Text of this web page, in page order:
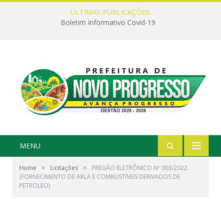
ÚLTIMAS PUBLICAÇÕES:
Boletim Informativo Covid-19
MENU
Home » Licitações »
PREGÃO ELETRÔNICO Nº 003/2022
(FORNECIMENTO DE ARLA E COMBUSTÍVEIS DERIVADOS DE
PETROLEO)